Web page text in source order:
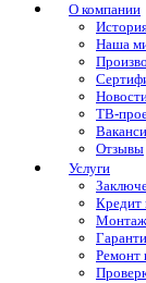
О компании
Наша
ТВ-
Отзывы
Услуги
Кредит
Ремонт